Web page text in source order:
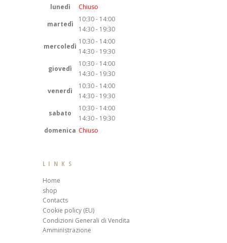
lunedì
Chiuso
martedì
10:30 - 14:00
14:30 - 19:30
mercoledì
10:30 - 14:00
14:30 - 19:30
giovedì
10:30 - 14:00
14:30 - 19:30
venerdì
10:30 - 14:00
14:30 - 19:30
sabato
10:30 - 14:00
14:30 - 19:30
domenica Chiuso
LINKS
Home
shop
Contacts
Cookie policy (EU)
Condizioni Generali di Vendita
Amministrazione